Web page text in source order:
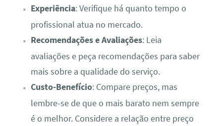
Experiência: Verifique há quanto tempo o
profissional atua no mercado.
Recomendações e Avaliações: Leia
avaliações e peça recomendações para saber
mais sobre a qualidade do serviço.
Custo-Benefício: Compare preços, mas
lembre-se de que o mais barato nem sempre
é o melhor. Considere a relação entre preço